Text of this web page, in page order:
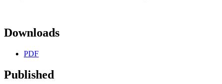
Downloads
PDF
Published